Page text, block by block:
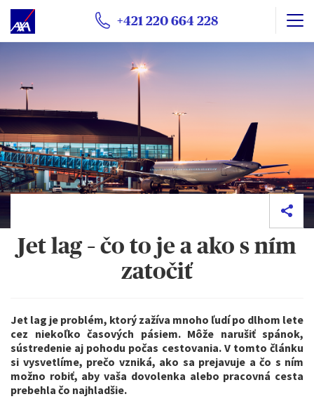
+421 220 664 228
Jet lag – čo to je a ako s ním
zatočiť
Jet lag je problém, ktorý zažíva mnoho ľudí po dlhom lete
cez niekoľko časových pásiem. Môže narušiť spánok,
sústredenie aj pohodu počas cestovania. V tomto článku
si vysvetlíme, prečo vzniká, ako sa prejavuje a čo s ním
možno robiť, aby vaša dovolenka alebo pracovná cesta
prebehla čo najhladšie.
Na tejto webovej stránke sa zbierajú súbory cookie.
funkčné a technické súbory cookie
(nevyhnutne
potrebné). Voliteľné súbory cookie môže spoločnosť
AXA Partners alebo poskytovatelia tretích strán
vypustiť na nižšie uvedené účely. Máte možnosť prijať
aleboodmietnuť vkladanie súborov cookie. Vaše
preferencie budeme uchovávať po dobu